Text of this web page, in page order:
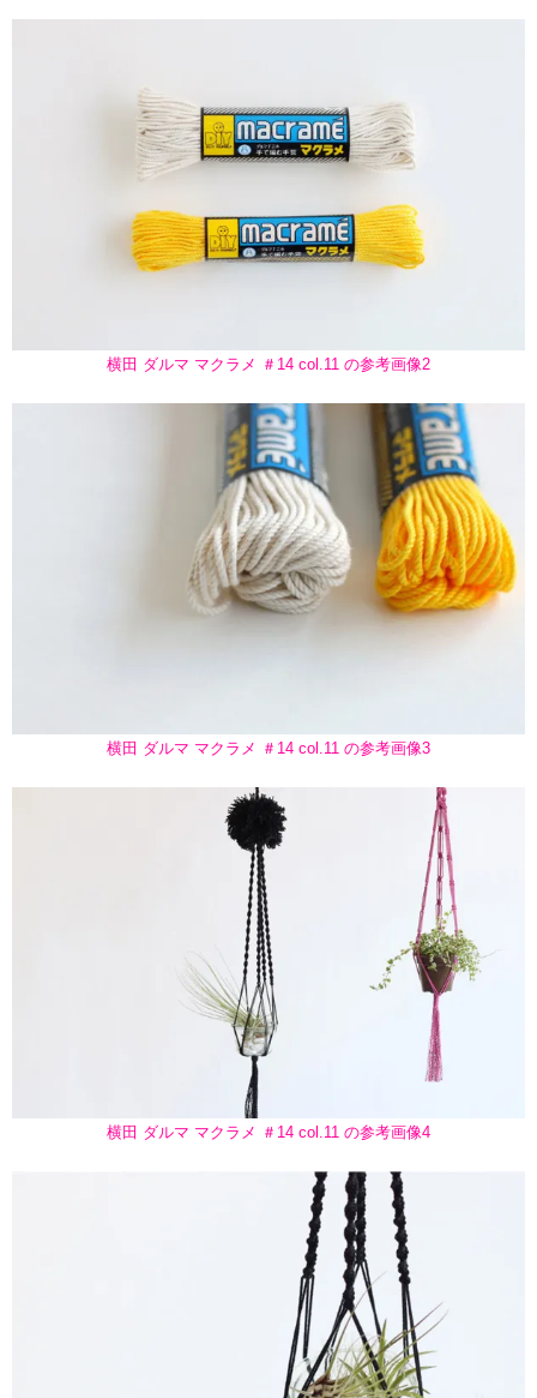
横田 ダルマ マクラメ ＃14 col.11 の参考画像2
横田 ダルマ マクラメ ＃14 col.11 の参考画像3
横田 ダルマ マクラメ ＃14 col.11 の参考画像4